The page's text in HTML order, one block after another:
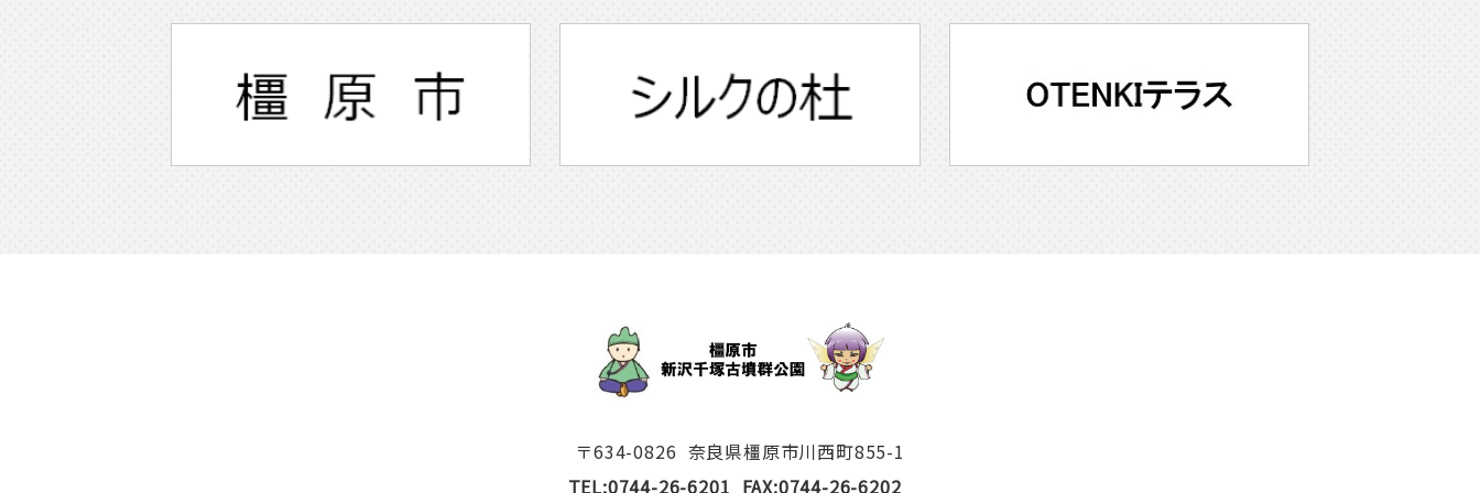
〒634-0826 奈良県橿原市川西町855-1
TEL:0744-26-6201 FAX:0744-26-6202